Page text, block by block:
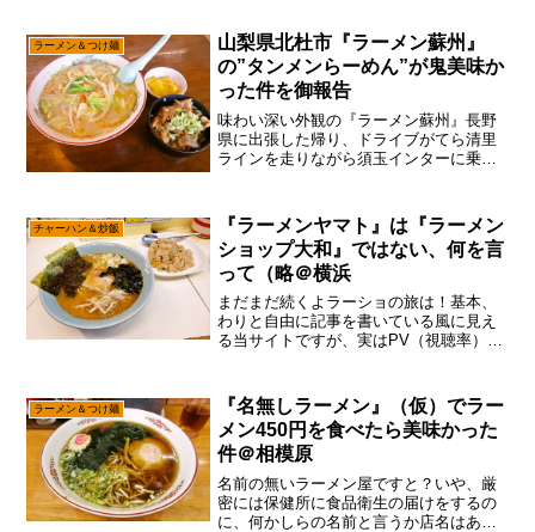
収入感を考慮すると、お値段が手頃で美
味しいラーメンが、費用対...
ラーメン＆つけ麺
山梨県北杜市『ラーメン蘇州』
の”タンメンらーめん”が鬼美味か
った件を御報告
味わい深い外観の『ラーメン蘇州』長野
県に出張した帰り、ドライブがてら清里
ラインを走りながら須玉インターに乗ろ
っかく3時間もかけて長野県まで行ったの
ですから、このタイミン...
チャーハン＆炒飯
『ラーメンヤマト』は『ラーメン
ショップ大和』ではない、何を言
って（略＠横浜
まだまだ続くよラーショの旅は！基本、
わりと自由に記事を書いている風に見え
る当サイトですが、実はPV（視聴率）と
でして、ここ最近はラーショ系が強いか
なと。と、言う訳で基...
ラーメン＆つけ麺
『名無しラーメン』（仮）でラー
メン450円を食べたら美味かった
件＠相模原
名前の無いラーメン屋ですと？いや、厳
密には保健所に食品衛生の届けをするの
に、何かしらの名前と言うか店名はある